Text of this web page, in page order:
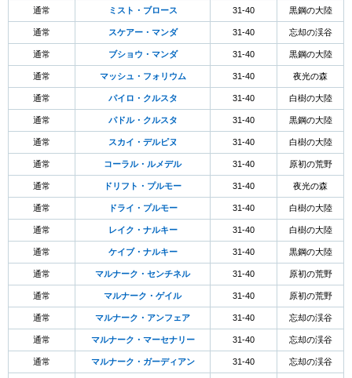
通常 ミスト・ブロース 31-40 黒鋼の大陸
通常 スケアー・マンダ 31-40 忘却の渓谷
通常 ブショウ・マンダ 31-40 黒鋼の大陸
通常 マッシュ・フォリウム 31-40 夜光の森
通常 パイロ・クルスタ 31-40 白樹の大陸
通常 パドル・クルスタ 31-40 黒鋼の大陸
通常 スカイ・デルピヌ 31-40 白樹の大陸
通常 コーラル・ルメデル 31-40 原初の荒野
通常 ドリフト・プルモー 31-40 夜光の森
通常 ドライ・プルモー 31-40 白樹の大陸
通常 レイク・ナルキー 31-40 白樹の大陸
通常 ケイブ・ナルキー 31-40 黒鋼の大陸
通常 マルナーク・センチネル 31-40 原初の荒野
通常 マルナーク・ゲイル 31-40 原初の荒野
通常 マルナーク・アンフェア 31-40 忘却の渓谷
通常 マルナーク・マーセナリー 31-40 忘却の渓谷
通常 マルナーク・ガーディアン 31-40 忘却の渓谷